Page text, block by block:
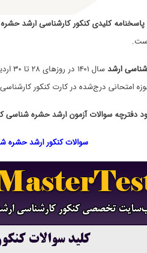
کلیدی کنکور کارشناسی ارشد حشره
ارشد
سال
امتحانی درج‌شده در کارت کنکور
دفترچه سوالات آزمون ارشد حشره شناسی
سوالات کنکور ارشد حشره